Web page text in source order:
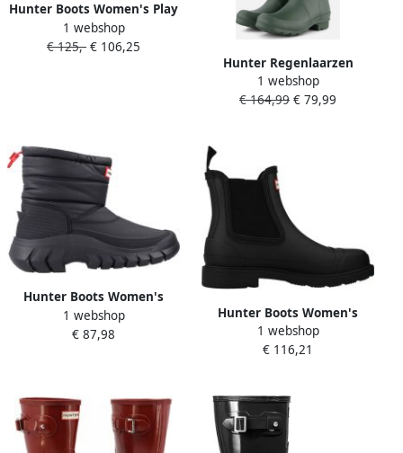
Hunter Boots Women's Play
Chelsea Neoprene Boot
Rubberlaarzen zwart
1 webshop
€ 125,- € 106,25
Hunter Regenlaarzen
WFT1001RMA-MWG Groen-
40 41
1 webshop
€ 164,99 € 79,99
Hunter Boots Women's
Intrepid Short Snow Boot
Winterschoenen zwart
1 webshop
€ 87,98
Hunter Boots Women's
Commando Chelsea Boot
Rubberlaarzen zwart
1 webshop
€ 116,21